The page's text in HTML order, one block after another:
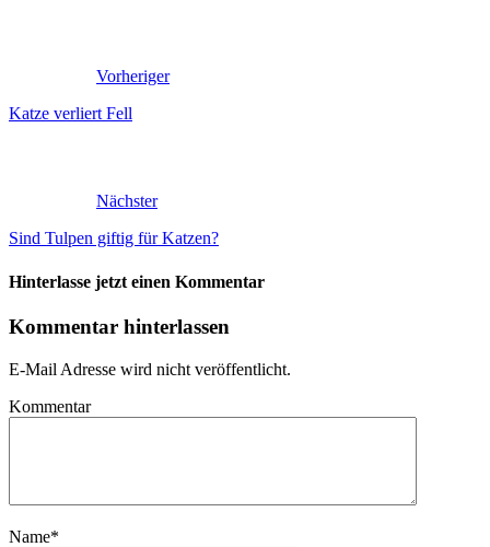
Vorheriger
Katze verliert Fell
Nächster
Sind Tulpen giftig für Katzen?
Hinterlasse jetzt einen Kommentar
Kommentar hinterlassen
E-Mail Adresse wird nicht veröffentlicht.
Kommentar
Name*